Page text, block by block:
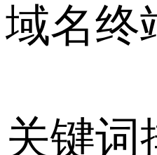
域名终
关键词